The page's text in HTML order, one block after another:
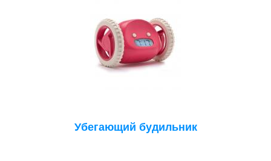
Убегающий будильник